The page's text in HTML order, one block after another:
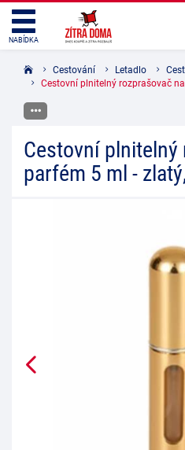
NABÍDKA
Cestování Letadlo
Cestovní plnitelný rozprašovač
Cestovní plnitelný
parfém 5 ml -